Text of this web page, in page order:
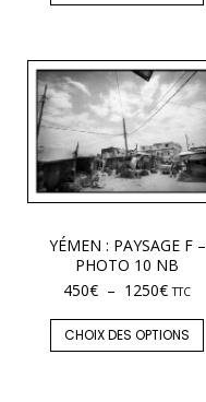
YÉMEN : PAYSAGE F –
PHOTO 10 NB
450€ – 1250€ TTC
CHOIX DES OPTIONS